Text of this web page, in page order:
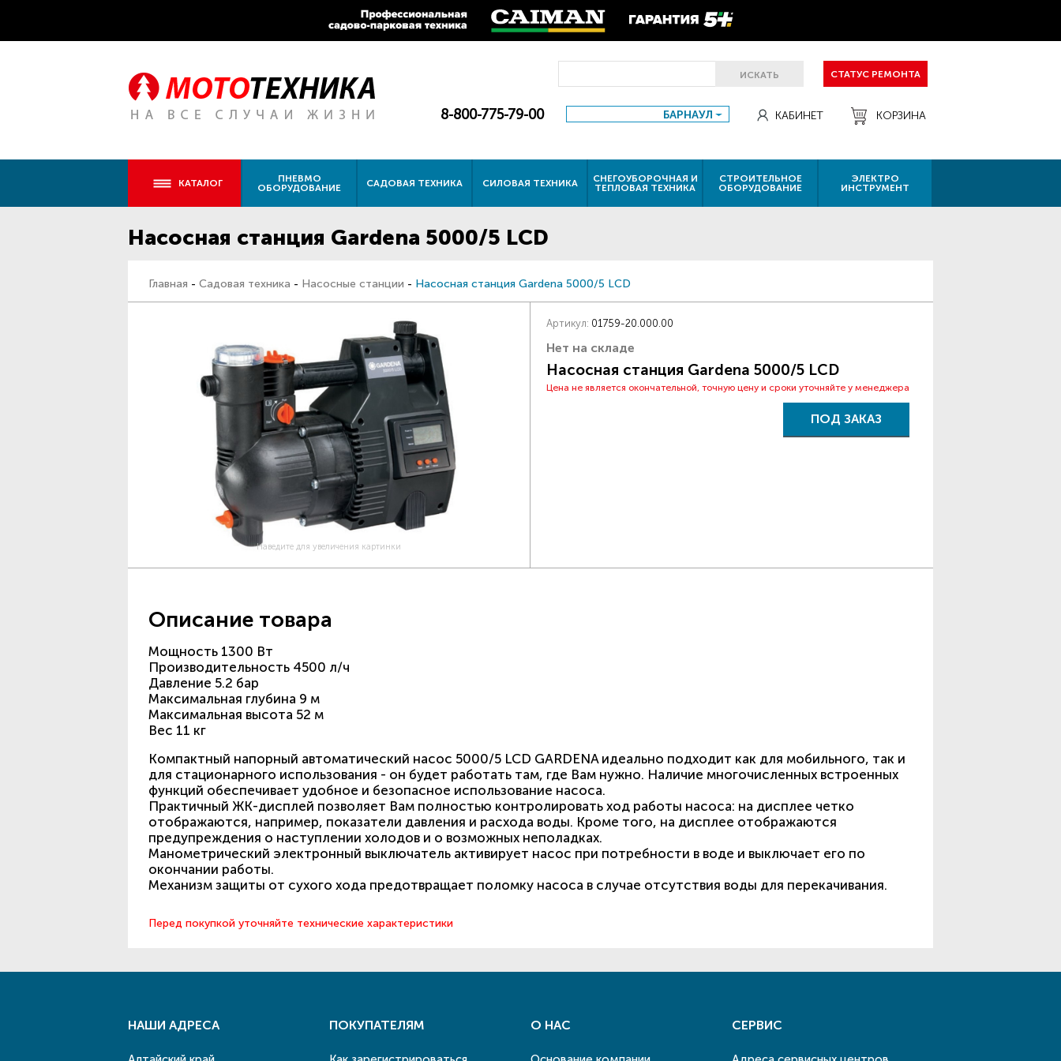
ИСКАТЬ СТАТУС РЕМОНТА
8-800-775-79-00 БАРНАУЛ КАБИНЕТ КОРЗИНА
КАТАЛОГ
ПНЕВМО
ОБОРУДОВАНИЕ
САДОВАЯ ТЕХНИКА СИЛОВАЯ ТЕХНИКА
СНЕГОУБОРОЧНАЯ И
ТЕПЛОВАЯ ТЕХНИКА
СТРОИТЕЛЬНОЕ
ОБОРУДОВАНИЕ
ЭЛЕКТРО
ИНСТРУМЕНТ
Насосная станция Gardena 5000/5 LCD
Главная - Садовая техника - Насосные станции - Насосная станция Gardena 5000/5 LCD
Наведите для увеличения картинки
Артикул: 01759-20.000.00
Нет на складе
Насосная станция Gardena 5000/5 LCD
Цена не является окончательной, точную цену и сроки уточняйте у менеджера
ПОД ЗАКАЗ
Описание товара
Мощность 1300 Вт
Производительность 4500 л/ч
Давление 5.2 бар
Максимальная глубина 9 м
Максимальная высота 52 м
Вес 11 кг
Компактный напорный автоматический насос 5000/5 LCD GARDENA идеально подходит как для мобильного, так и
для стационарного использования - он будет работать там, где Вам нужно. Наличие многочисленных встроенных
функций обеспечивает удобное и безопасное использование насоса.
Практичный ЖК-дисплей позволяет Вам полностью контролировать ход работы насоса: на дисплее четко
отображаются, например, показатели давления и расхода воды. Кроме того, на дисплее отображаются
предупреждения о наступлении холодов и о возможных неполадках.
Манометрический электронный выключатель активирует насос при потребности в воде и выключает его по
окончании работы.
Механизм защиты от сухого хода предотвращает поломку насоса в случае отсутствия воды для перекачивания.
Перед покупкой уточняйте технические характеристики
НАШИ АДРЕСА ПОКУПАТЕЛЯМ О НАС СЕРВИС